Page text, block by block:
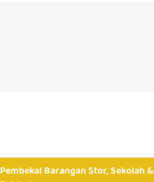
Pembekal Barangan Stor, Sekolah &